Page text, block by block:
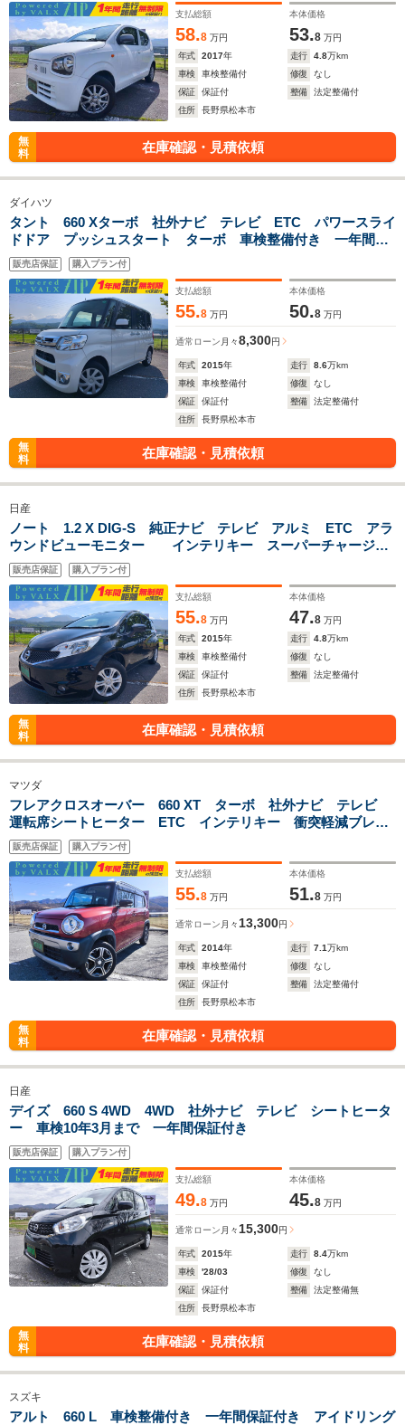
支払総額
58.8 万円
本体価格
53.8 万円
年式
2017年 走行 4.8万km
車検
車検整備付 修復
なし
保証
保証付 整備
法定整備付
住所
長野県松本市
無
料
在庫確認・見積依頼
ダイハツ
タント 660 Xターボ 社外ナビ テレビ ETC パワースライ
ドドア プッシュスタート ターボ 車検整備付き 一年間保
証付き
販売店保証 購入プラン付
支払総額
55.8 万円
本体価格
50.8 万円
通常ローン 月々8,300円
年式 2015年 走行 8.6万km
車検
車検整備付 修復
なし
保証
保証付 整備
法定整備付
住所
長野県松本市
無
料
在庫確認・見積依頼
日産
ノート 1.2 X DIG-S 純正ナビ テレビ アルミ ETC アラ
ウンドビューモニター インテリキー スーパーチャージャ
ー アイドリングストップ 距離4.8万キロ 車検整備付き 一
年間保証付き
販売店保証 購入プラン付
支払総額
55.8 万円
本体価格
47.8 万円
年式
2015年 走行 4.8万km
車検
車検整備付 修復
なし
保証
保証付 整備
法定整備付
住所
長野県松本市
無
料
在庫確認・見積依頼
マツダ
フレアクロスオーバー 660 XT ターボ 社外ナビ テレビ
運転席シートヒーター ETC インテリキー 衝突軽減ブレー
キ 純正アルミ HIDライト アイドリングストップ 一年間
保証付き
販売店保証 購入プラン付
支払総額
55.8 万円
本体価格
51.8 万円
通常ローン 月々 13,300円
年式 2014年 走行 7.1万km
車検
車検整備付 修復
なし
保証
保証付 整備
法定整備付
住所
長野県松本市
無
料
在庫確認・見積依頼
日産
デイズ 660 S 4WD 4WD 社外ナビ テレビ シートヒータ
ー 車検10年3月まで 一年間保証付き
販売店保証 購入プラン付
支払総額
49.8 万円
本体価格
45.8 万円
通常ローン 月々 15,300円
年式 2015年 走行 8.4万km
車検
'28/03 修復
なし
保証
保証付 整備
法定整備無
住所
長野県松本市
無
料
在庫確認・見積依頼
スズキ
アルト 660 L 車検整備付き 一年間保証付き アイドリング